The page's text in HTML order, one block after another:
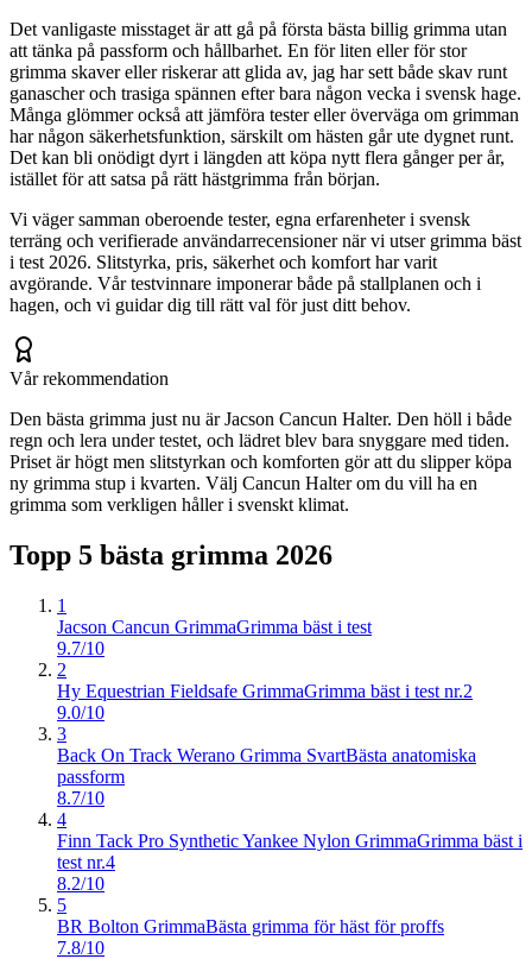
Det vanligaste misstaget är att gå på första bästa billig grimma utan
att tänka på passform och hållbarhet. En för liten eller för stor
grimma skaver eller riskerar att glida av, jag har sett både skav runt
ganascher och trasiga spännen efter bara någon vecka i svensk hage.
Många glömmer också att jämföra tester eller överväga om grimman
har någon säkerhetsfunktion, särskilt om hästen går ute dygnet runt.
Det kan bli onödigt dyrt i längden att köpa nytt flera gånger per år,
istället för att satsa på rätt hästgrimma från början.
Vi väger samman oberoende tester, egna erfarenheter i svensk
terräng och verifierade användarrecensioner när vi utser grimma bäst
i test 2026. Slitstyrka, pris, säkerhet och komfort har varit
avgörande. Vår testvinnare imponerar både på stallplanen och i
hagen, och vi guidar dig till rätt val för just ditt behov.
Vår rekommendation
Den bästa grimma just nu är Jacson Cancun Halter. Den höll i både
regn och lera under testet, och lädret blev bara snyggare med tiden.
Priset är högt men slitstyrkan och komforten gör att du slipper köpa
ny grimma stup i kvarten. Välj Cancun Halter om du vill ha en
grimma som verkligen håller i svenskt klimat.
Topp 5 bästa grimma 2026
1
Jacson Cancun GrimmaGrimma bäst i test
9.7/10
2
Hy Equestrian Fieldsafe GrimmaGrimma bäst i test nr.2
9.0/10
3
Back On Track Werano Grimma SvartBästa anatomiska
passform
8.7/10
4
Finn Tack Pro Synthetic Yankee Nylon GrimmaGrimma bäst i
test nr.4
8.2/10
5
BR Bolton GrimmaBästa grimma för häst för proffs
7.8/10